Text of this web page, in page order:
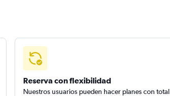
Reserva con flexibilidad
Nuestros usuarios pueden hacer planes con total